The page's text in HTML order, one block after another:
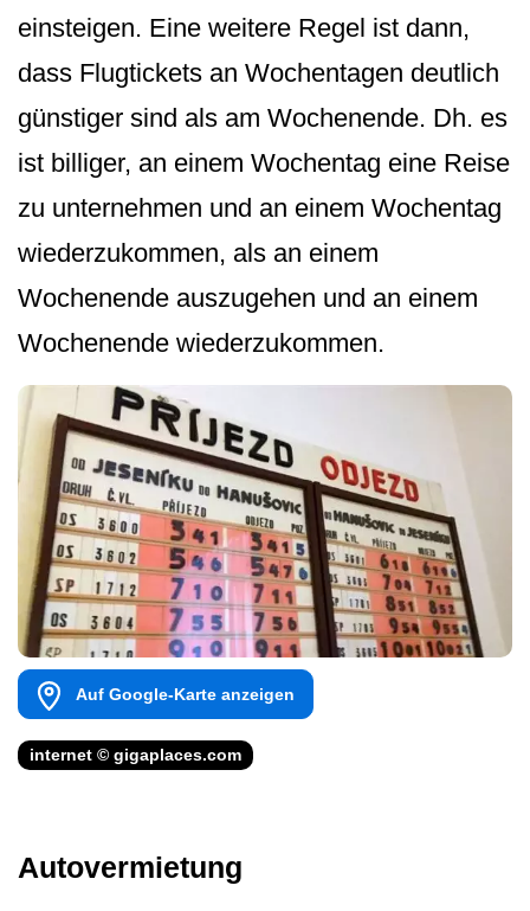
einsteigen. Eine weitere Regel ist dann,
dass Flugtickets an Wochentagen deutlich
günstiger sind als am Wochenende. Dh. es
ist billiger, an einem Wochentag eine Reise
zu unternehmen und an einem Wochentag
wiederzukommen, als an einem
Wochenende auszugehen und an einem
Wochenende wiederzukommen.
Auf Google-Karte anzeigen
internet © gigaplaces.com
Autovermietung